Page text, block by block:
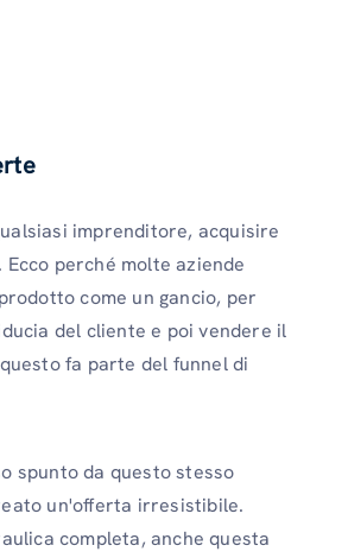
imprenditore, acquisire
perché molte aziende
come un gancio, per
del cliente e poi vendere il
fa parte del funnel di
spunto da questo stesso
un'offerta irresistibile.
completa, anche questa